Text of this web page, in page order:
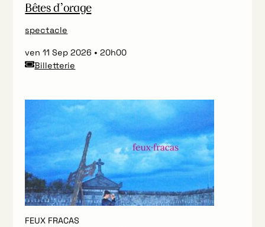
Bêtes d’orage
spectacle
ven 11 Sep 2026
20h00
Billetterie
FEUX FRACAS